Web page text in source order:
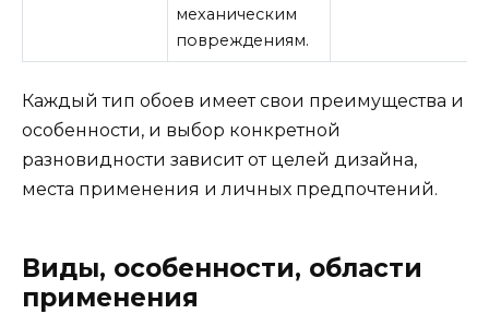
механическим
повреждениям.
Каждый тип обоев имеет свои преимущества и
особенности, и выбор конкретной
разновидности зависит от целей дизайна,
места применения и личных предпочтений.
Виды, особенности, области
применения